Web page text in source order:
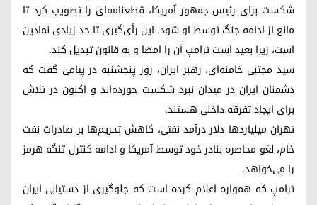
شکست برای رئیس جمهور آمریکا، قطعنامه‌ای را تصویب کرد تا
مانع از ادامه جنگ توسط او شود. این رأی‌گیری تا حد زیادی نمادین
است، زیرا بعید است ترامپ آن را امضا و به قانون تبدیل کند.
سید مجتبی خامنه‌ای، رهبر ایران، روز پنجشنبه در پیامی گفت که
دشمنان ایران در میدان نبرد شکست خورده‌اند و اکنون در تلاش
برای ایجاد تفرقه داخلی هستند.
تهران میلیاردها دلار درآمد نفتی، کاهش تحریم‌ها بر صادرات نفت
خام، لغو محاصره بنادر خود توسط آمریکا و ادامه کنترل تنگه هرمز
را می‌خواهد.
ترامپ که همواره اعلام کرده است که جلوگیری از دستیابی ایران